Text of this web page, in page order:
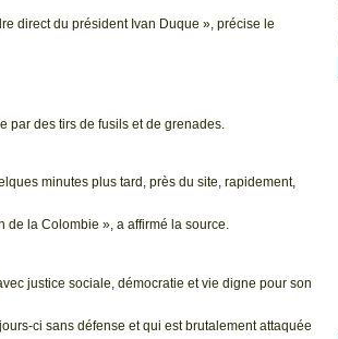
direct du président Ivan Duque », précise le
par des tirs de fusils et de grenades.
minutes plus tard, près du site, rapidement,
de la Colombie », a affirmé la source.
justice sociale, démocratie et vie digne pour son
ci sans défense et qui est brutalement attaquée